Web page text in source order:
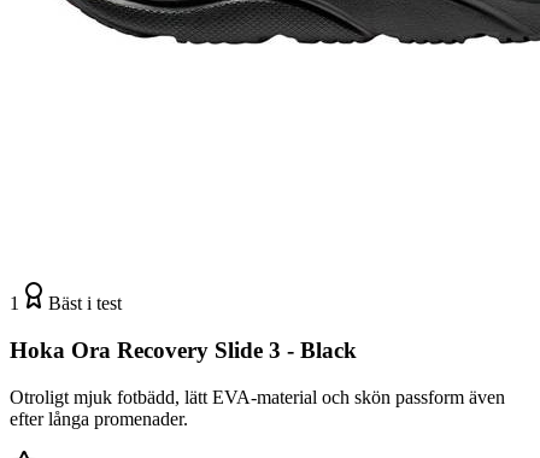
1 Bäst i test
Hoka Ora Recovery Slide 3 - Black
Otroligt mjuk fotbädd, lätt EVA-material och skön passform även
efter långa promenader.